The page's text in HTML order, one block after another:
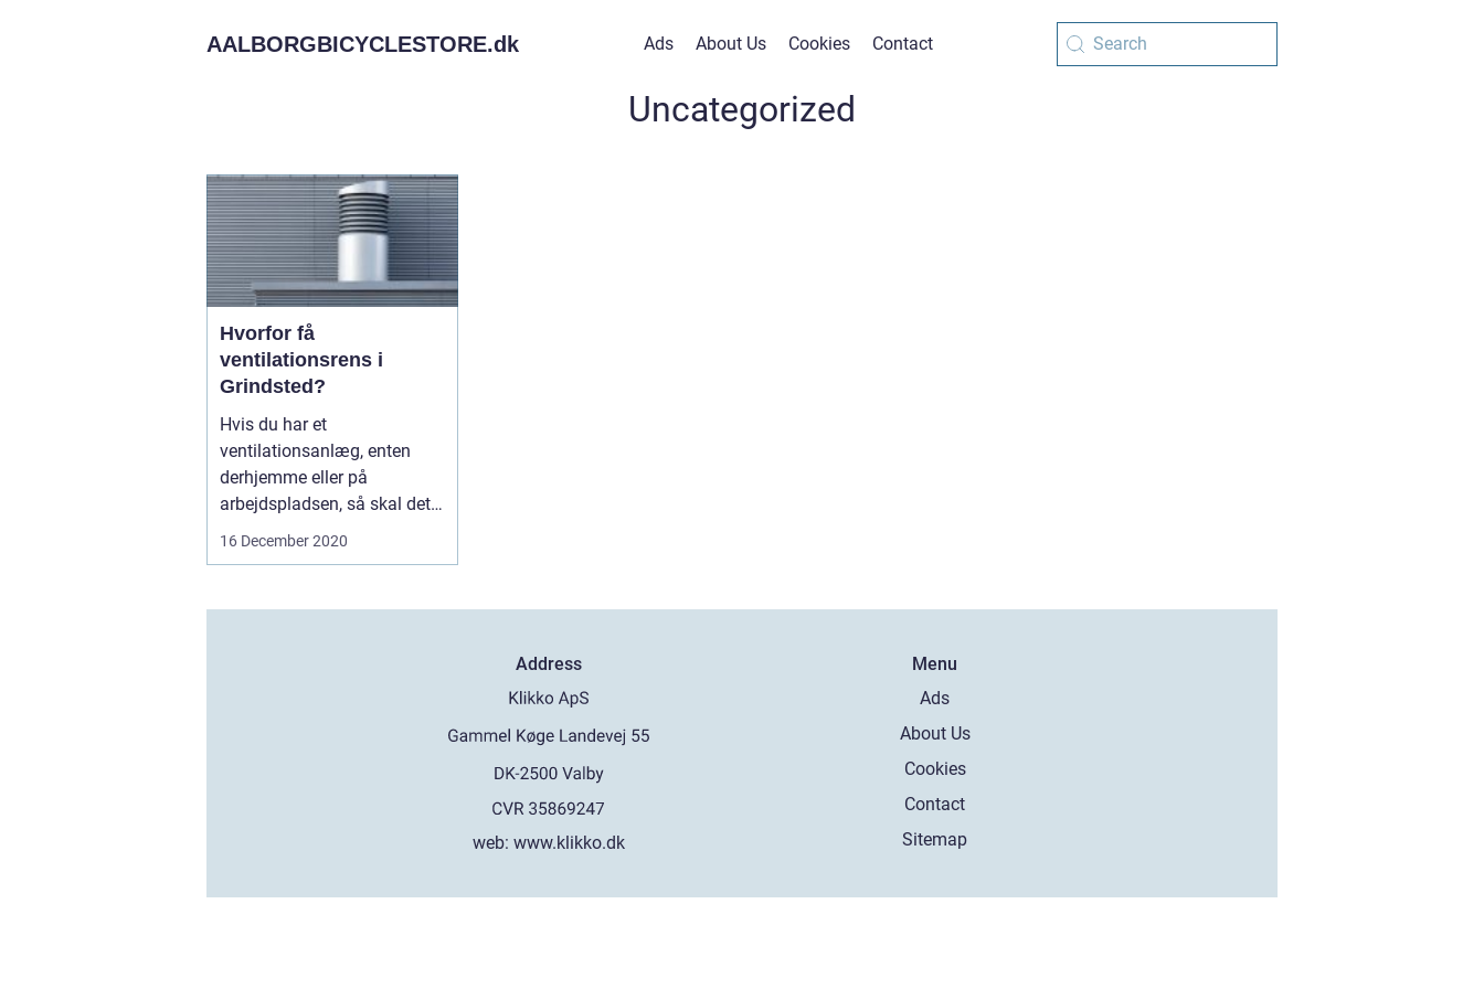
AALBORGBICYCLESTORE.dk Ads About Us Cookies Contact
Uncategorized
Hvorfor få
ventilationsrens i
Grindsted?
Hvis du har et
ventilationsanlæg, enten
derhjemme eller på
arbejdspladsen, så skal det
også renses f...
16 December 2020
Address
web:www.klikko.dk
Menu
Ads
About Us
Cookies
Contact
Sitemap